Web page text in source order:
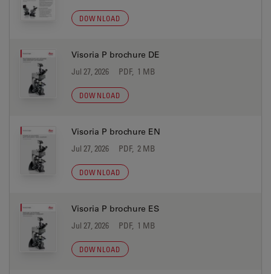
DOWNLOAD
Visoria P brochure DE
Jul 27, 2026 PDF, 1 MB
DOWNLOAD
Visoria P brochure EN
Jul 27, 2026 PDF, 2 MB
DOWNLOAD
Visoria P brochure ES
Jul 27, 2026 PDF, 1 MB
DOWNLOAD